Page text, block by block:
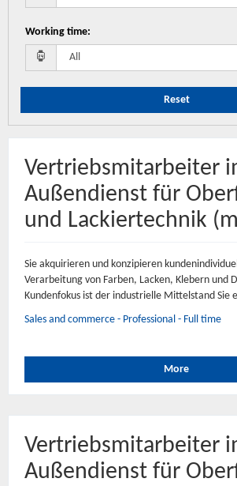
Working time:
Reset
Vertriebsmitarbeiter
Außendienst für
und Lackiertechnik
Sie akquirieren und konzipieren
Verarbeitung von Farben, Lacken, Klebern und
Kundenfokus ist der industrielle Mittelstand Sie
Sales and commerce - Professional - Full time
More
Vertriebsmitarbeiter
Außendienst für